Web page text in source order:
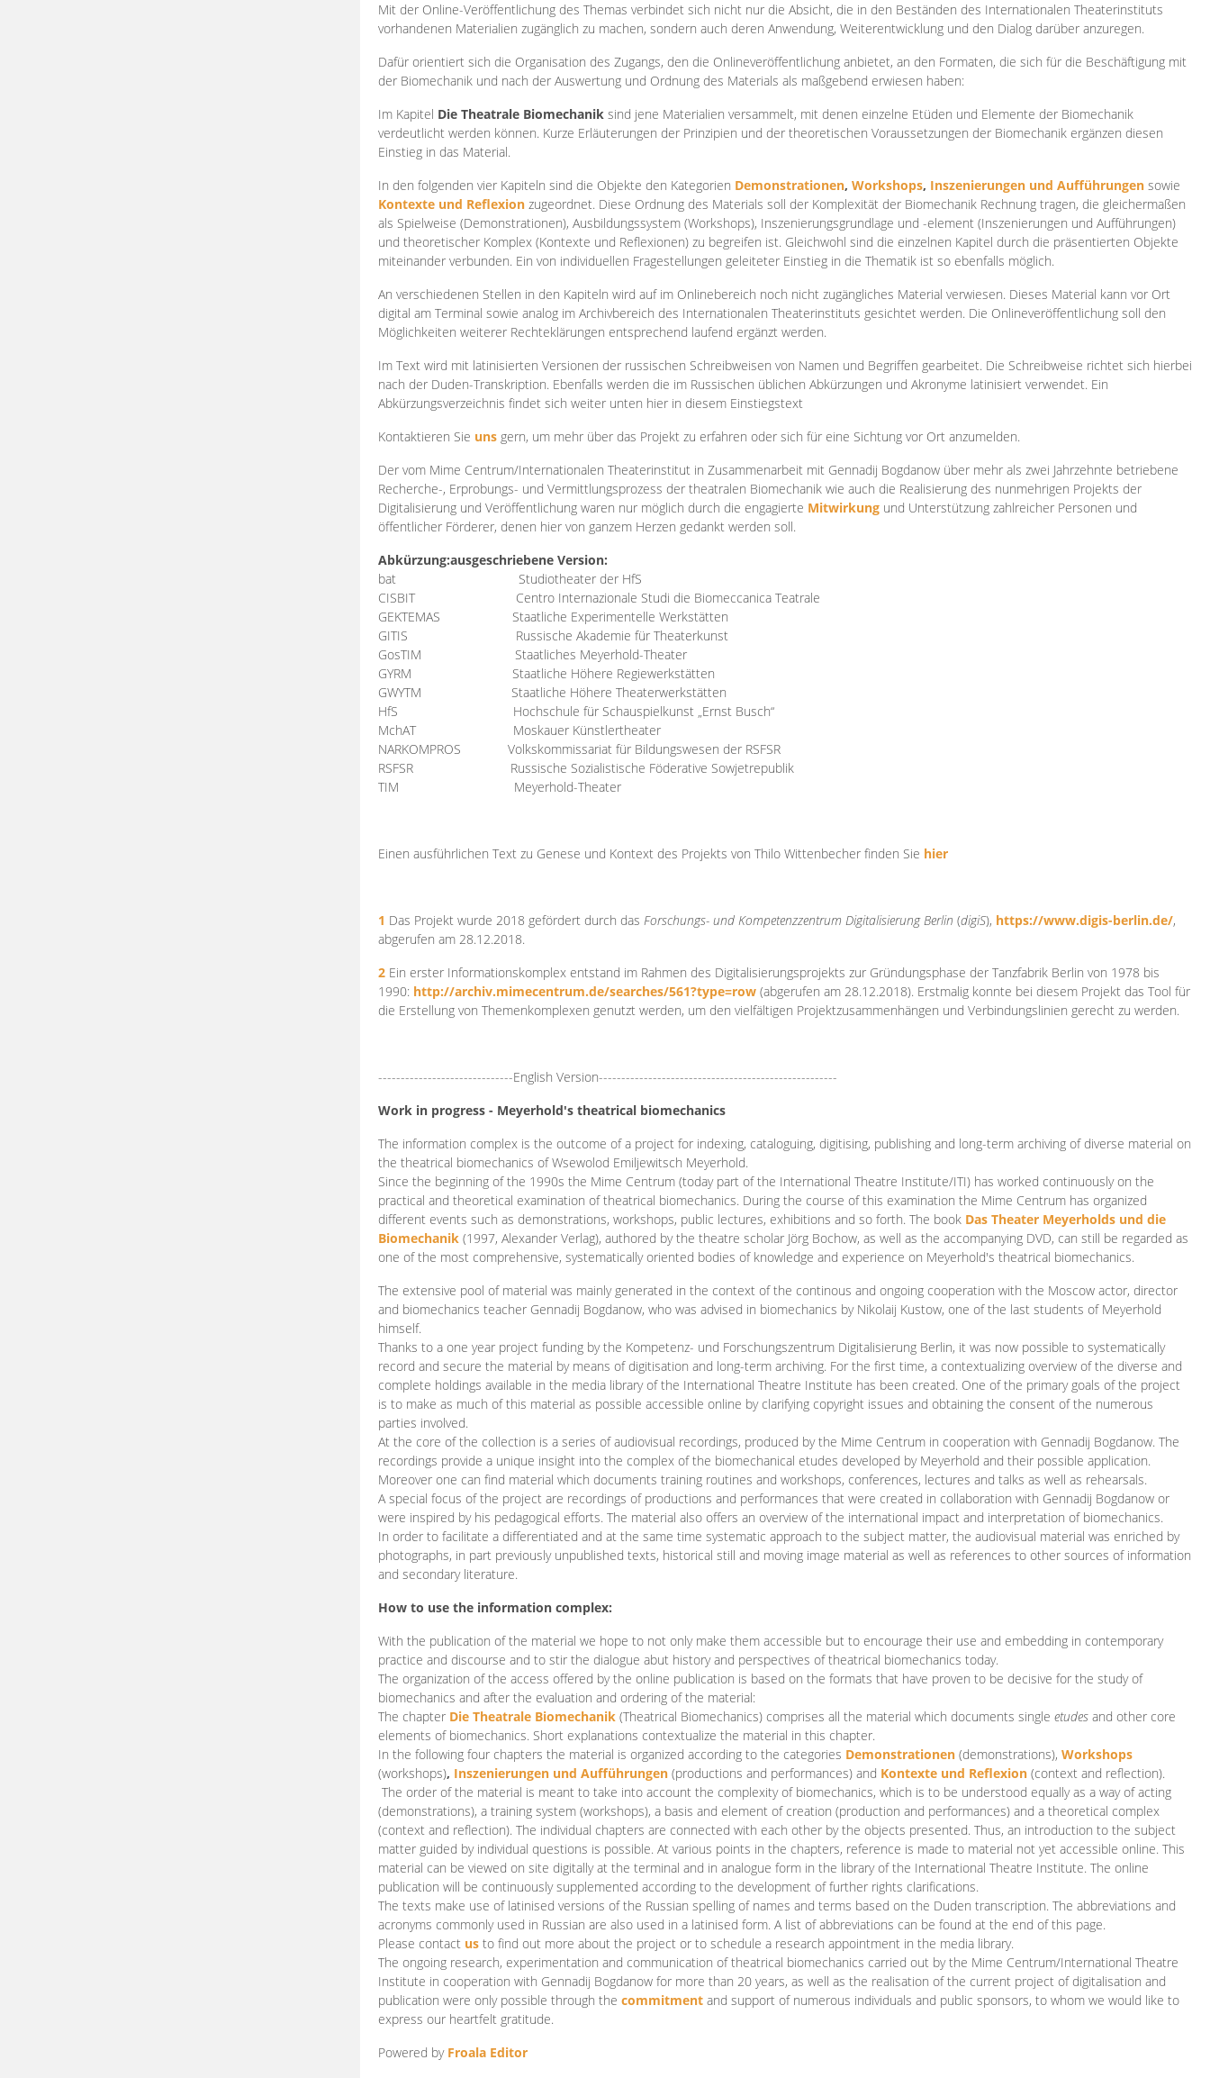
Mit der Online-Veröffentlichung des Themas verbindet sich nicht nur die Absicht, die in den Beständen des Internationalen Theaterinstituts
vorhandenen Materialien zugänglich zu machen, sondern auch deren Anwendung, Weiterentwicklung und den Dialog darüber anzuregen.
Dafür orientiert sich die Organisation des Zugangs, den die Onlineveröffentlichung anbietet, an den Formaten, die sich für die Beschäftigung mit
der Biomechanik und nach der Auswertung und Ordnung des Materials als maßgebend erwiesen haben:
Im Kapitel Die Theatrale Biomechanik sind jene Materialien versammelt, mit denen einzelne Etüden und Elemente der Biomechanik
verdeutlicht werden können. Kurze Erläuterungen der Prinzipien und der theoretischen Voraussetzungen der Biomechanik ergänzen diesen
Einstieg in das Material.
In den folgenden vier Kapiteln sind die Objekte den Kategorien Demonstrationen, Workshops, Inszenierungen und Aufführungen sowie
Kontexte und Reflexion zugeordnet. Diese Ordnung des Materials soll der Komplexität der Biomechanik Rechnung tragen, die gleichermaßen
als Spielweise (Demonstrationen), Ausbildungssystem (Workshops), Inszenierungsgrundlage und -element (Inszenierungen und Aufführungen)
und theoretischer Komplex (Kontexte und Reflexionen) zu begreifen ist. Gleichwohl sind die einzelnen Kapitel durch die präsentierten Objekte
miteinander verbunden. Ein von individuellen Fragestellungen geleiteter Einstieg in die Thematik ist so ebenfalls möglich.
An verschiedenen Stellen in den Kapiteln wird auf im Onlinebereich noch nicht zugängliches Material verwiesen. Dieses Material kann vor Ort
digital am Terminal sowie analog im Archivbereich des Internationalen Theaterinstituts gesichtet werden. Die Onlineveröffentlichung soll den
Möglichkeiten weiterer Rechteklärungen entsprechend laufend ergänzt werden.
Im Text wird mit latinisierten Versionen der russischen Schreibweisen von Namen und Begriffen gearbeitet. Die Schreibweise richtet sich hierbei
nach der Duden-Transkription. Ebenfalls werden die im Russischen üblichen Abkürzungen und Akronyme latinisiert verwendet. Ein
Abkürzungsverzeichnis findet sich weiter unten hier in diesem Einstiegstext
Kontaktieren Sie uns gern, um mehr über das Projekt zu erfahren oder sich für eine Sichtung vor Ort anzumelden.
Der vom Mime Centrum/Internationalen Theaterinstitut in Zusammenarbeit mit Gennadij Bogdanow über mehr als zwei Jahrzehnte betriebene
Recherche-, Erprobungs- und Vermittlungsprozess der theatralen Biomechanik wie auch die Realisierung des nunmehrigen Projekts der
Digitalisierung und Veröffentlichung waren nur möglich durch die engagierte Mitwirkung und Unterstützung zahlreicher Personen und
öffentlicher Förderer, denen hier von ganzem Herzen gedankt werden soll.
Abkürzung:ausgeschriebene Version:
bat
Studiotheater der HfS
CISBIT
Centro Internazionale Studi die Biomeccanica Teatrale
GEKTEMAS
Staatliche Experimentelle Werkstätten
GITIS
Russische Akademie für Theaterkunst
GosTIM
Staatliches Meyerhold-Theater
GYRM
Staatliche Höhere Regiewerkstätten
GWYTM
Staatliche Höhere Theaterwerkstätten
HfS
Hochschule für Schauspielkunst „Ernst Busch“
MchAT
Moskauer Künstlertheater
NARKOMPROS
Volkskommissariat für Bildungswesen der RSFSR
RSFSR
Russische Sozialistische Föderative Sowjetrepublik
TIM Meyerhold-Theater
Einen ausführlichen Text zu Genese und Kontext des Projekts von Thilo Wittenbecher finden Sie hier
1 Das Projekt wurde 2018 gefördert durch das Forschungs- und Kompetenzzentrum DigitalisierungBerlin (digiS), https://www.digis-berlin.de/,
abgerufen am 28.12.2018.
2 Ein erster Informationskomplex entstand im Rahmen des Digitalisierungsprojekts zur Gründungsphase der Tanzfabrik Berlin von 1978 bis
1990: http://archiv.mimecentrum.de/searches/561?type=row (abgerufen am 28.12.2018). Erstmalig konnte bei diesem Projekt das Tool für
die Erstellung von Themenkomplexen genutzt werden, um den vielfältigen Projektzusammenhängen und Verbindungslinien gerecht zu werden.
------------------------------English Version-----------------------------------------------------
Work in progress - Meyerhold's theatrical biomechanics
The information complex is the outcome of a project for indexing, cataloguing, digitising, publishing and long-term archiving of diverse material on
the theatrical biomechanics of Wsewolod Emiljewitsch Meyerhold.
Since the beginning of the 1990s the Mime Centrum (today part of the International Theatre Institute/ITI) has worked continuously on the
practical and theoretical examination of theatrical biomechanics. During the course of this examination the Mime Centrum has organized
different events such as demonstrations, workshops, public lectures, exhibitions and so forth. The book Das Theater Meyerholds und die
Biomechanik (1997, Alexander Verlag), authored by the theatre scholar Jörg Bochow, as well as the accompanying DVD, can still be regarded as
one of the most comprehensive, systematically oriented bodies of knowledge and experience on Meyerhold's theatrical biomechanics.
The extensive pool of material was mainly generated in the context of the continous and ongoing cooperation with the Moscow actor, director
and biomechanics teacher Gennadij Bogdanow, who was advised in biomechanics by Nikolaij Kustow, one of the last students of Meyerhold
himself.
Thanks to a one year project funding by the Kompetenz- und Forschungszentrum Digitalisierung Berlin, it was now possible to systematically
record and secure the material by means of digitisation and long-term archiving. For the first time, a contextualizing overview of the diverse and
complete holdings available in the media library of the International Theatre Institute has been created. One of the primary goals of the project
is to make as much of this material as possible accessible online by clarifying copyright issues and obtaining the consent of the numerous
parties involved.
At the core of the collection is a series of audiovisual recordings, produced by the Mime Centrum in cooperation with Gennadij Bogdanow. The
recordings provide a unique insight into the complex of the biomechanical etudes developed by Meyerhold and their possible application.
Moreover one can find material which documents training routines and workshops, conferences, lectures and talks as well as rehearsals.
A special focus of the project are recordings of productions and performances that were created in collaboration with Gennadij Bogdanow or
were inspired by his pedagogical efforts. The material also offers an overview of the international impact and interpretation of biomechanics.
In order to facilitate a differentiated and at the same time systematic approach to the subject matter, the audiovisual material was enriched by
photographs, in part previously unpublished texts, historical still and moving image material as well as references to other sources of information
and secondary literature.
How to use the information complex:
With the publication of the material we hope to not only make them accessible but to encourage their use and embedding in contemporary
practice and discourse and to stir the dialogue abut history and perspectives of theatrical biomechanics today.
The organization of the access offered by the online publication is based on the formats that have proven to be decisive for the study of
biomechanics and after the evaluation and ordering of the material:
The chapter Die Theatrale Biomechanik (Theatrical Biomechanics) comprises all the material which documents single etudes and other core
elements of biomechanics. Short explanations contextualize the material in this chapter.
In the following four chapters the material is organized according to the categories Demonstrationen (demonstrations), Workshops
(workshops), Inszenierungen und Aufführungen (productions and performances) and Kontexte und Reflexion (context and reflection).
The order of the material is meant to take into account the complexity of biomechanics, which is to be understood equally as a way of acting
(demonstrations), a training system (workshops), a basis and element of creation (production and performances) and a theoretical complex
(context and reflection). The individual chapters are connected with each other by the objects presented. Thus, an introduction to the subject
matter guided by individual questions is possible. At various points in the chapters, reference is made to material not yet accessible online. This
material can be viewed on site digitally at the terminal and in analogue form in the library of the International Theatre Institute. The online
publication will be continuously supplemented according to the development of further rights clarifications.
The texts make use of latinised versions of the Russian spelling of names and terms based on the Duden transcription. The abbreviations and
acronyms commonly used in Russian are also used in a latinised form. A list of abbreviations can be found at the end of this page.
Please contact us to find out more about the project or to schedule a research appointment in the media library.
The ongoing research, experimentation and communication of theatrical biomechanics carried out by the Mime Centrum/International Theatre
Institute in cooperation with Gennadij Bogdanow for more than 20 years, as well as the realisation of the current project of digitalisation and
publication were only possible through the commitment and support of numerous individuals and public sponsors, to whom we would like to
express our heartfelt gratitude.
Powered by Froala Editor